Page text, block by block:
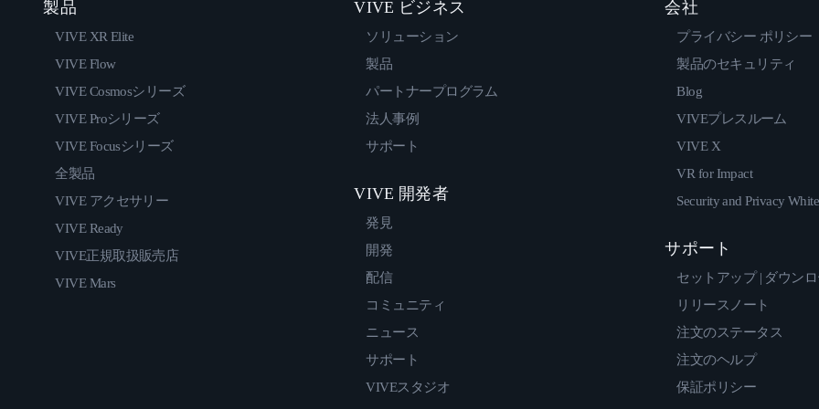
製品
VIVE XR Elite
VIVE Flow
VIVE Cosmosシリーズ
VIVE Proシリーズ
VIVE Focusシリーズ
全製品
VIVE アクセサリー
VIVE Ready
VIVE正規取扱販売店
VIVE Mars
VIVE ビジネス
ソリューション
製品
パートナープログラム
法人事例
サポート
VIVE 開発者
発見
開発
配信
コミュニティ
ニュース
サポート
VIVEスタジオ
会社
プライバシー ポリシー
製品のセキュリティ
Blog
VIVEプレスルーム
VIVE X
VR for Impact
Security and Privacy
サポート
セットアップ | ダウン
リリースノート
注文のステータス
注文のヘルプ
保証ポリシー